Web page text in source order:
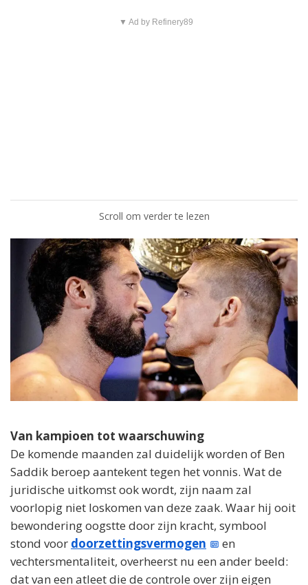
▼ Ad by Refinery89
Scroll om verder te lezen
Van kampioen tot waarschuwing
De komende maanden zal duidelijk worden of Ben
Saddik beroep aantekent tegen het vonnis. Wat de
juridische uitkomst ook wordt, zijn naam zal
voorlopig niet loskomen van deze zaak. Waar hij ooit
bewondering oogstte door zijn kracht, symbool
stond voor doorzettingsvermogen
en
vechtersmentaliteit, overheerst nu een ander beeld:
dat van een atleet die de controle over zijn eigen